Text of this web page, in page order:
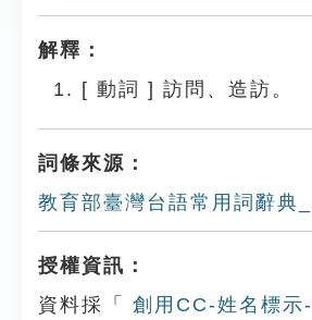
解釋：
[ 動詞 ] 訪問、造訪。
詞條來源：
教育部臺灣台語常用詞辭典
授權資訊：
資料採「
創用CC-姓名標示